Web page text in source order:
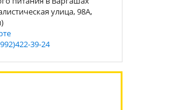
улица, 98А,
39-24